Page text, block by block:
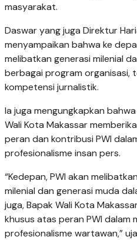
masyarakat.
Daswar yang juga Direktur
menyampaikan bahwa ke
melibatkan generasi milenial
berbagai program organisasi,
kompetensi jurnalistik.
Ia juga mengungkapkan
Wali Kota Makassar
peran dan kontribusi PWI
profesionalisme insan pers.
“Kedepan, PWI akan
milenial dan generasi muda
juga, Bapak Wali Kota
khusus atas peran PWI dalam
profesionalisme wartawan,”